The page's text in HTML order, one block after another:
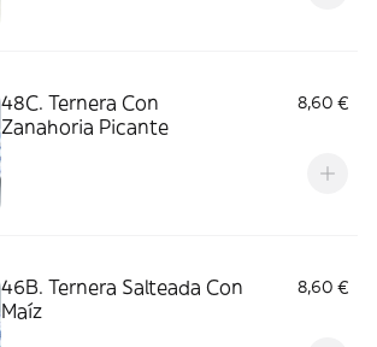
48C. Ternera Con
Zanahoria Picante
8,60 €
46B. Ternera Salteada Con
Maíz
8,60 €